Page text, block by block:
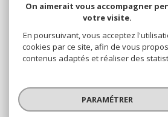
© 2026 | Tous droits
Nos honoraires
Nos partenaires
On aimerait vous accompagner
votre visite.
En poursuivant, vous acceptez
cookies par ce site, afin de vous
contenus adaptés et réaliser des
PARAMÉTRER